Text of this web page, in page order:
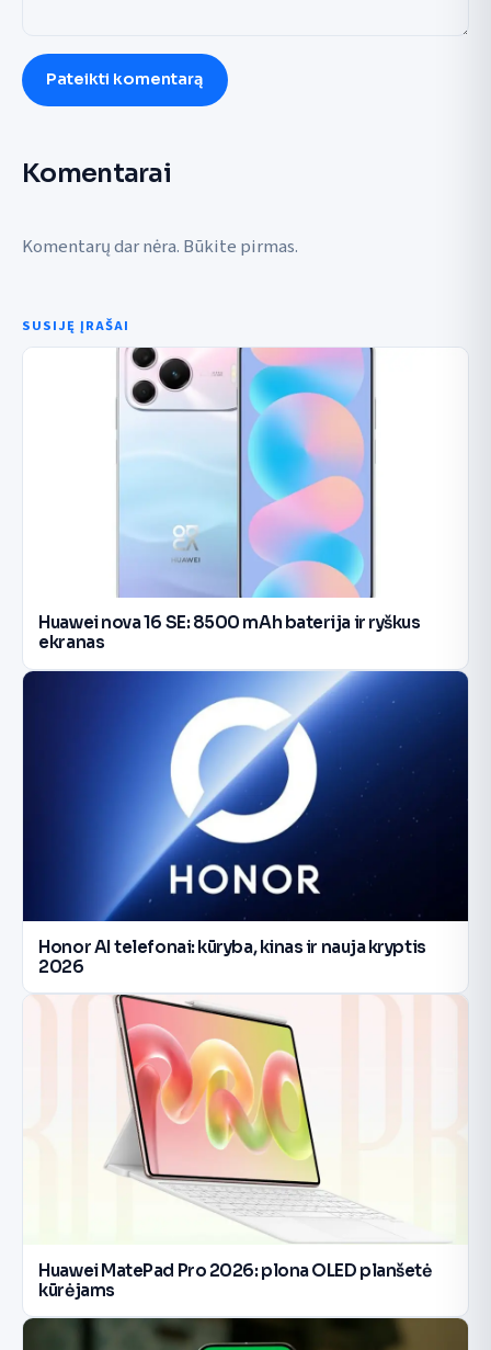
Pateikti komentarą
Komentarai
Komentarų dar nėra. Būkite pirmas.
SUSIJĘ ĮRAŠAI
Huawei nova 16 SE: 8500 mAh baterija ir ryškus
ekranas
Honor AI telefonai: kūryba, kinas ir nauja kryptis
2026
Huawei MatePad Pro 2026: plona OLED planšetė
kūrėjams